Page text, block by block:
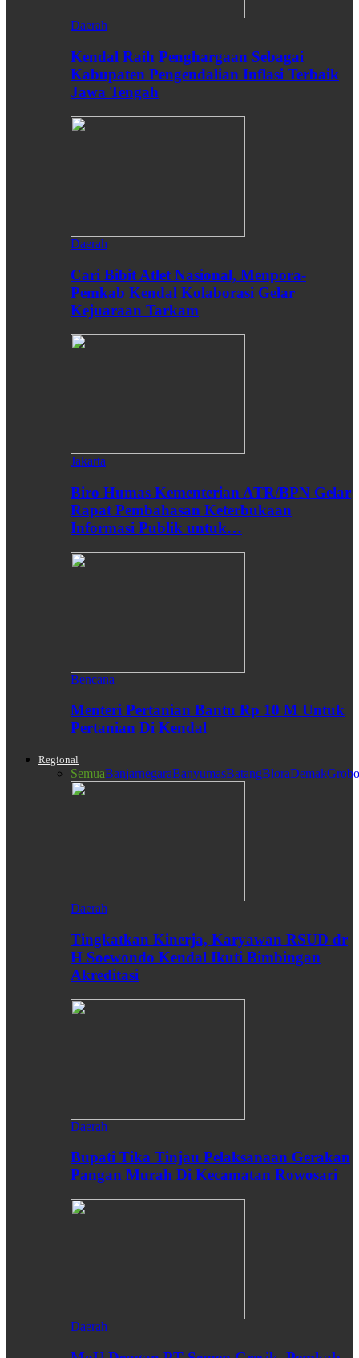
Daerah
Kendal Raih Penghargaan Sebagai
Kabupaten Pengendalian Inflasi Terbaik
Jawa Tengah
Daerah
Cari Bibit Atlet Nasional, Menpora-
Pemkab Kendal Kolaborasi Gelar
Kejuaraan Tarkam
Jakarta
Biro Humas Kementerian ATR/BPN Gelar
Rapat Pembahasan Keterbukaan
Informasi Publik untuk…
Bencana
Menteri Pertanian Bantu Rp 10 M Untuk
Pertanian Di Kendal
Regional
SemuaBanjarnegaraBanyumasBatangBloraDemak
Daerah
Tingkatkan Kinerja, Karyawan RSUD dr
H Soewondo Kendal Ikuti Bimbingan
Akreditasi
Daerah
Bupati Tika Tinjau Pelaksanaan Gerakan
Pangan Murah Di Kecamatan Rowosari
Daerah